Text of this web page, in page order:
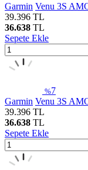
Garmin Venu 3S
39.396 TL
36.638 TL
Sepete Ekle
%7
Garmin Venu 3S
39.396 TL
36.638 TL
Sepete Ekle